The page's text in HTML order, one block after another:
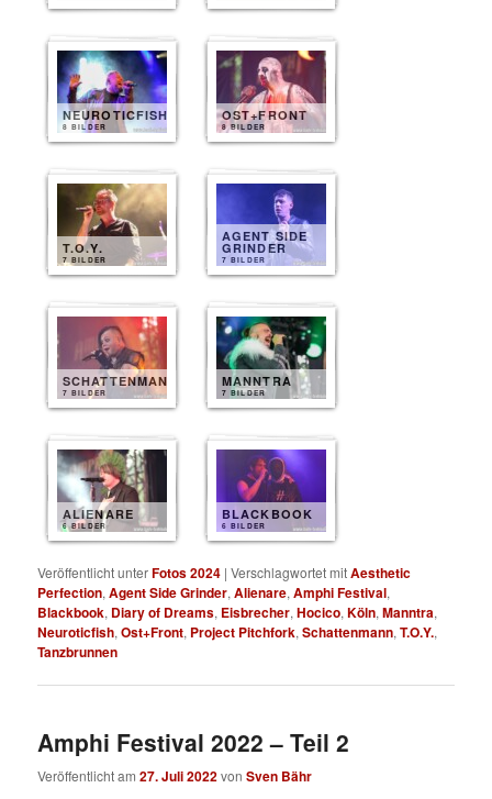
NEUROTICFISH
8 BILDER
OST+FRONT
8 BILDER
T.O.Y.
7 BILDER
AGENT SIDE
GRINDER
7 BILDER
SCHATTENMANN
7 BILDER
MANNTRA
7 BILDER
ALIENARE
6 BILDER
BLACKBOOK
6 BILDER
Veröffentlicht unterFotos 2024 |Verschlagwortet mitAesthetic
Perfection,Agent Side Grinder,Alienare,Amphi Festival,
Blackbook, Diary of Dreams, Eisbrecher,Hocico,Köln,Manntra,
Neuroticfish,Ost+Front, Project Pitchfork,Schattenmann,T.O.Y.,
Tanzbrunnen
Amphi Festival 2022 – Teil 2
Veröffentlicht am27. Juli 2022vonSven Bähr